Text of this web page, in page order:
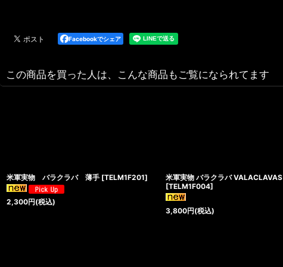
Facebookでシェア
この商品を買った人は、こんな商品もご覧になられてます
米軍実物 バラクラバ 薄手 [TELM1F201]
2,300円(税込)
米軍実物 バラクラバ VALACLAVAS
[TELM1F004]
3,800円(税込)